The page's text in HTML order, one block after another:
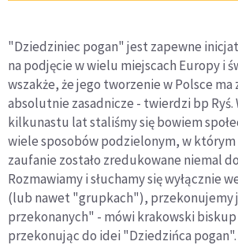
"Dziedziniec pogan" jest zapewne
na podjęcie w wielu miejscach Europy i
wszakże, że jego tworzenie w Polsce ma
absolutnie zasadnicze - twierdzi bp Ryś.
kilkunastu lat staliśmy się bowiem
wiele sposobów podzielonym, w którym
zaufanie zostało zredukowane niemal
Rozmawiamy i słuchamy się wyłącznie
(lub nawet "grupkach"), przekonujemy
przekonanych" - mówi krakowski
przekonując do idei "Dziedzińca pogan".